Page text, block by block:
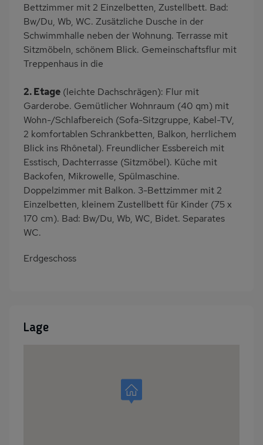
Bettzimmer mit 2 Einzelbetten, Zustellbett. Bad:
Bw/Du, Wb, WC. Zusätzliche Dusche in der
Schwimmhalle neben der Wohnung. Terrasse mit
Sitzmöbeln, schönem Blick. Gemeinschaftsflur mit
Treppenhaus in die
2. Etage (leichte Dachschrägen): Flur mit
Garderobe. Gemütlicher Wohnraum (40 qm) mit
Wohn-/Schlafbereich (Sofa-Sitzgruppe, Kabel-TV,
2 komfortablen Schrankbetten, Balkon, herrlichem
Blick ins Rhônetal). Freundlicher Essbereich mit
Esstisch, Dachterrasse (Sitzmöbel). Küche mit
Backofen, Mikrowelle, Spülmaschine.
Doppelzimmer mit Balkon. 3-Bettzimmer mit 2
Einzelbetten, kleinem Zustellbett für Kinder (75 x
170 cm). Bad: Bw/Du, Wb, WC, Bidet. Separates
WC.
Erdgeschoss
Lage